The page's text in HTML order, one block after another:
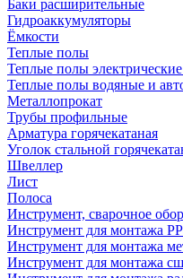
Баки расширительные
Гидроаккумуляторы
Ёмкости
Теплые полы
Теплые полы
Теплые полы водяные и
Металлопрокат
Трубы профильные
Арматура горячекатаная
Уголок стальной
Швеллер
Лист
Полоса
Инструмент, сварочное
Инструмент для монтажа
Инструмент для монтажа
Инструмент для монтажа